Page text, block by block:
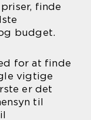
finde
budget.
for at finde
vigtige
er det
til